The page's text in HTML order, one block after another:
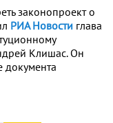
законопроект о
РИА Новости глава
Клишас. Он
документа